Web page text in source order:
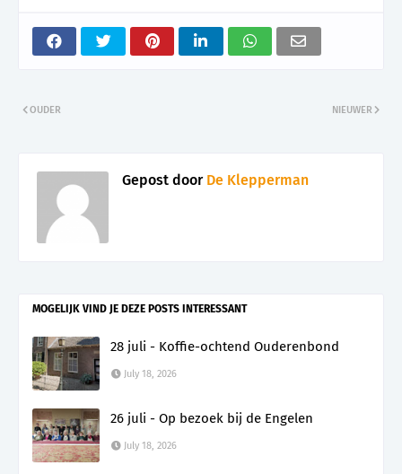
NIEUWER
OUDER
Gepost doorDe Klepperman
MOGELIJK VIND JE DEZE POSTS INTERESSANT
28 juli - Koffie-ochtend Ouderenbond
July 18, 2026
26 juli - Op bezoek bij de Engelen
July 18, 2026